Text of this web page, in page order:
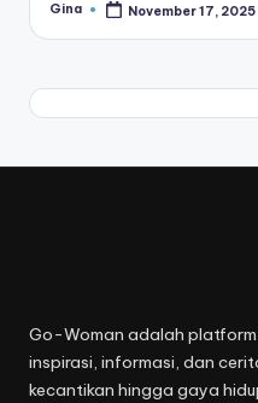
Posted
Gina November 17, 2025
Go-Woman adalah
inspirasi, informasi, dan
kecantikan hingga gaya